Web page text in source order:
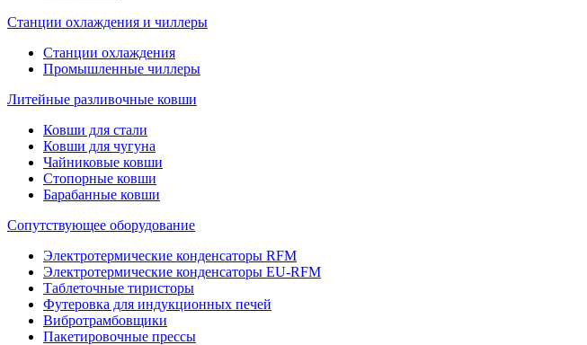
Станции охлаждения и чиллеры
Станции охлаждения
Промышленные чиллеры
Литейные разливочные ковши
Ковши для стали
Ковши для чугуна
Чайниковые ковши
Стопорные ковши
Барабанные ковши
Сопутствующее оборудование
Электротермические конденсаторы RFM
Электротермические конденсаторы EU-RFM
Таблеточные тиристоры
Футеровка для индукционных печей
Вибротрамбовщики
Пакетировочные прессы